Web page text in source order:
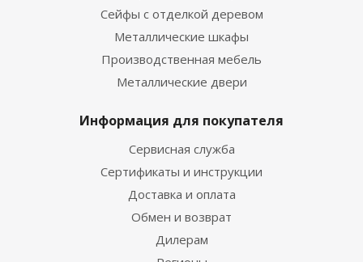
Сейфы с отделкой деревом
Металлические шкафы
Производственная мебель
Металлические двери
Информация для покупателя
Сервисная служба
Сертификаты и инструкции
Доставка и оплата
Обмен и возврат
Дилерам